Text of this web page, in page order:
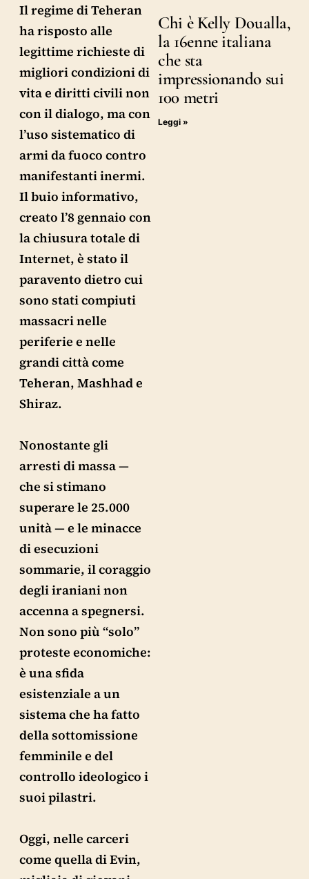
Il regime di Teheran
ha risposto alle
legittime richieste di
migliori condizioni di
vita e diritti civili non
con il dialogo, ma con
l’uso sistematico di
armi da fuoco contro
manifestanti inermi.
Il buio informativo,
creato l’8 gennaio con
la chiusura totale di
Internet, è stato il
paravento dietro cui
sono stati compiuti
massacri nelle
periferie e nelle
grandi città come
Teheran, Mashhad e
Shiraz.
Nonostante gli
arresti di massa —
che si stimano
superare le 25.000
unità — e le minacce
di esecuzioni
sommarie, il coraggio
degli iraniani non
accenna a spegnersi.
Non sono più “solo”
proteste economiche:
è una sfida
esistenziale a un
sistema che ha fatto
della sottomissione
femminile e del
controllo ideologico i
suoi pilastri.
Oggi, nelle carceri
come quella di Evin,
Chi è Kelly Doualla,
la 16enne italiana
che sta
impressionando sui
100 metri
Leggi »